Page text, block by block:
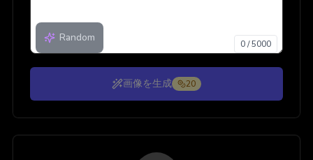
0/5000
Random
画像を生成 20